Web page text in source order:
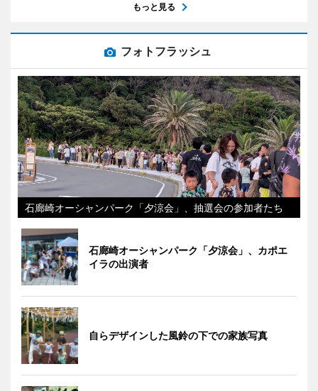
もっと見る
フォトフラッシュ
石廊崎オーシャンパーク「夕涼会」、抽選会の参加者たち
石廊崎オーシャンパーク「夕涼会」、カポエ
イラの出演者
自らデザインした風鈴の下での家族写真